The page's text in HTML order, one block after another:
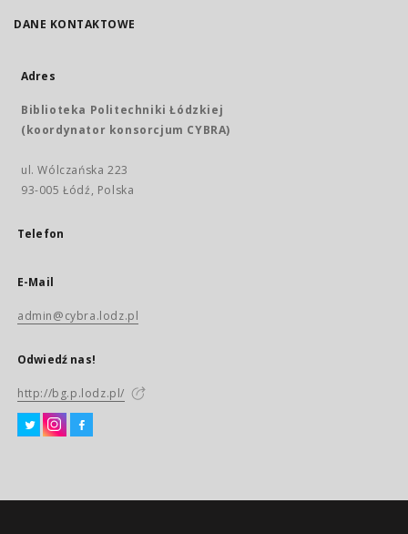
DANE KONTAKTOWE
Adres
Biblioteka Politechniki Łódzkiej
(koordynator konsorcjum CYBRA)
ul. Wólczańska 223
93-005 Łódź, Polska
Telefon
E-Mail
admin@cybra.lodz.pl
Odwiedź nas!
http://bg.p.lodz.pl/